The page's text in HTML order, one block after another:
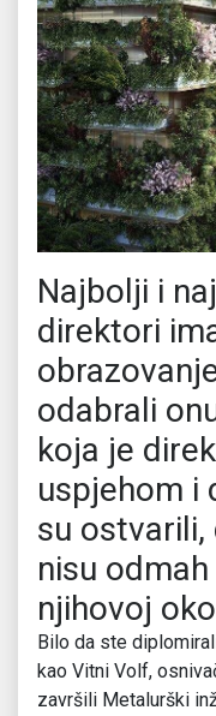
Najbolji i
direktori
odabrali
koja je
uspjehom i
su ostvarili,
nisu
njihovoj
Bilo da ste
kao Vitni Volf,
završili Metalurški